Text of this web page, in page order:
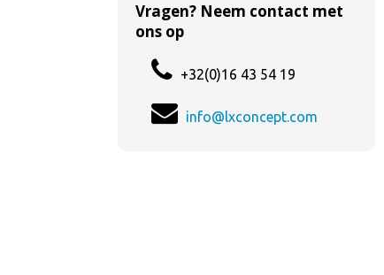
Vragen? Neem contact met
ons op
+32(0)16 43 54 19
info@lxconcept.com